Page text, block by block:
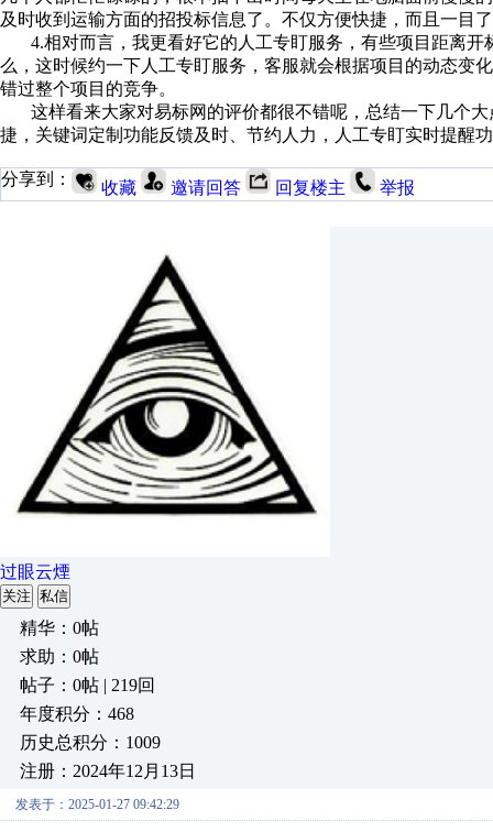
及时收到运输方面的招投标信息了。不仅方便快捷，而且一目
4.相对而言，我更看好它的人工专盯服务，有些项目距离
么，这时候约一下人工专盯服务，客服就会根据项目的动态变
错过整个项目的竞争。
这样看来大家对易标网的评价都很不错呢，总结一下几个
捷，关键词定制功能反馈及时、节约人力，人工专盯实时提醒
分享到： 收藏 邀请回答 回复楼主 举报
过眼云煙
关注 私信
精华：0帖
求助：0帖
帖子：0帖 | 219回
年度积分：468
历史总积分：1009
注册：2024年12月13日
发表于：2025-01-27 09:42:29